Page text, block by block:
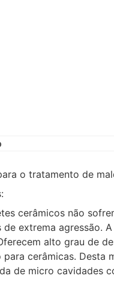
o tratamento de
cerâmicos não
de extrema agressão.
alto grau de
cerâmicas. Desta
de micro cavidades